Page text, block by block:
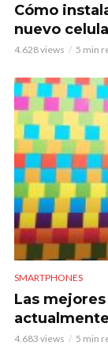
Cómo
nuevo
4.628 views 5 min
SMARTPHONES
Las
actualmente
4.683 views 5 min